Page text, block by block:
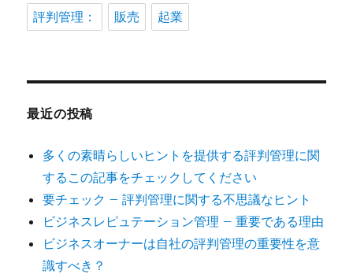
評判管理： 販売 起業
最近の投稿
多くの素晴らしいヒントを提供する評判管理に関
するこの記事をチェックしてください
要チェック – 評判管理に関する不思議なヒント
ビジネスレピュテーション管理 – 重要である理由
ビジネスオーナーは自社の評判管理の重要性を意
識すべき？